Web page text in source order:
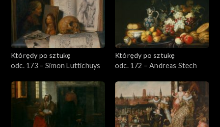
Którędy po sztukę
odc. 173 – Simon Luttichuys
Którędy po sztukę
odc. 172 – Andreas Stech